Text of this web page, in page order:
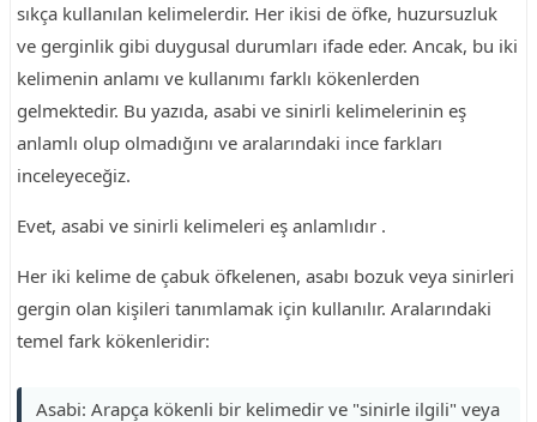
sıkça kullanılan kelimelerdir. Her ikisi de öfke, huzursuzluk
ve gerginlik gibi duygusal durumları ifade eder. Ancak, bu iki
kelimenin anlamı ve kullanımı farklı kökenlerden
gelmektedir. Bu yazıda, asabi ve sinirli kelimelerinin eş
anlamlı olup olmadığını ve aralarındaki ince farkları
inceleyeceğiz.
Evet, asabi ve sinirli kelimeleri eş anlamlıdır .
Her iki kelime de çabuk öfkelenen, asabı bozuk veya sinirleri
gergin olan kişileri tanımlamak için kullanılır. Aralarındaki
temel fark kökenleridir:
Asabi: Arapça kökenli bir kelimedir ve "sinirle ilgili" veya